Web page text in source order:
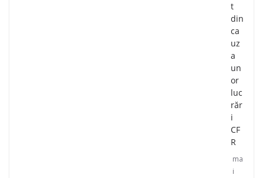
t
din
ca
uz
a
un
or
luc
răr
i
CF
R
ma
i